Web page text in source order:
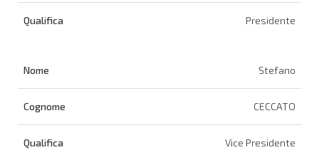
Presidente
Stefano
CECCATO
Vice Presidente